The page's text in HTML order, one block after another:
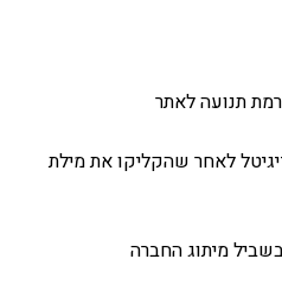
תנועה לאתר
לאחר שהקליקו את מילת
מיתוג החברה